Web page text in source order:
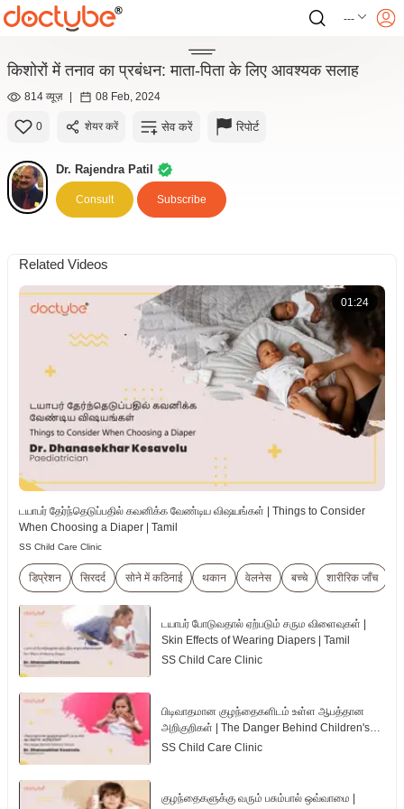
---
किशोरों में तनाव का प्रबंधन: माता-पिता के लिए आवश्यक सलाह
814 व्यूज़ | 08 Feb, 2024
0 शेयर करें सेव करें रिपोर्ट
Dr. Rajendra Patil
Consult Subscribe
Related Videos
01:24
டயாபர் தேர்ந்தெடுப்பதில் கவனிக்க வேண்டிய விஷயங்கள் | Things to Consider
When Choosing a Diaper | Tamil
SS Child Care Clinic
डिप्रेशन सिरदर्द सोने में कठिनाई थकान वेलनेस बच्चे शारीरिक जाँच
டயாபர் போடுவதால் ஏற்படும் சரும விளைவுகள் |
Skin Effects of Wearing Diapers | Tamil
SS Child Care Clinic
பிடிவாதமான குழந்தைகளிடம் உள்ள ஆபத்தான
அறிகுறிகள் | The Danger Behind Children's
Tantrum | Tamil
SS Child Care Clinic
குழந்தைகளுக்கு வரும் பசும்பால் ஒவ்வாமை |